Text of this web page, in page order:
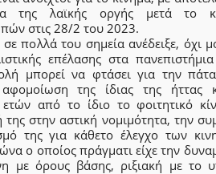
της λαϊκής οργής μετά το
στις 28/2 του 2023.
πολλά του σημεία ανέδειξε, όχι
επέλασης στα
μπορεί να φτάσει για την
της ίδιας της ήττας
από το ίδιο το φοιτητικό
στην αστική νομιμότητα, την
της για κάθετο έλεγχο των
ο οποίος πράγματι είχε την
με όρους βάσης, ριξιακή με το